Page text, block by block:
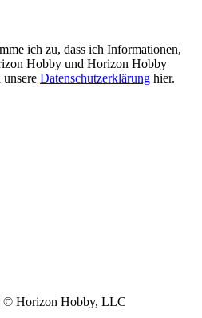
ich zu, dass ich Informationen,
Hobby und Horizon Hobby
unsere Datenschutzerklärung hier.
© Horizon Hobby, LLC